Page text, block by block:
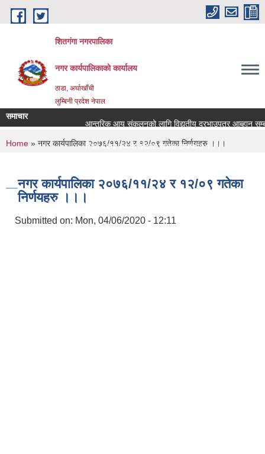
Skip to main content
शितगंगा नगरपालिका
नगर कार्यपालिकाकाे कार्यालय
ठाडा, अर्घाखाँची
लुम्बिनी प्रदेश नेपाल
समाचार
आन्तरिक आय संकलनको लागि विद्युतीय दरभाउपत्र आब्हान
रिक्त पदमा स्थायी शिक्षक सरुवा सम्बन्धमा ।।।
You are here
Home » नगर कार्यपालिका २०७६/११/२४ र १२/०९ गतेका निर्णयहरु ।।।
नगर कार्यपालिका २०७६/११/२४ र १२/०९ गतेका
निर्णयहरु ।।।
Submitted on: Mon, 04/06/2020 - 12:11